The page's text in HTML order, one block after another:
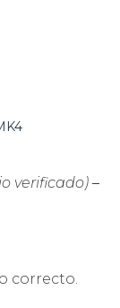
verificado) –
correcto.